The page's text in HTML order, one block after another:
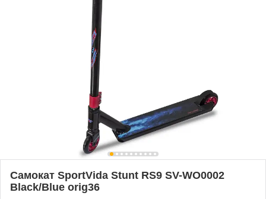
Самокат SportVida Stunt RS9 SV-WO0002
Black/Blue orig36